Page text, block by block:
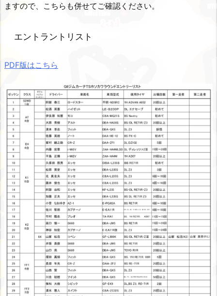
ますので、こちらも併せてご確認ください。
エントラントリスト
PDF版はこちら